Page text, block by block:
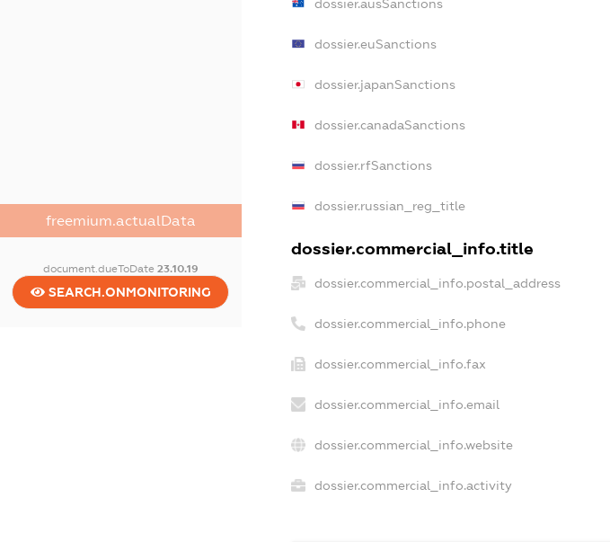
freemium.actualData
document.dueToDate 23.10.19
SEARCH.ONMONITORING
dossier.ausSanctions
dossier.euSanctions
dossier.japanSanctions
dossier.canadaSanctions
dossier.rfSanctions
dossier.russian_reg_title
dossier.commercial_info.title
dossier.commercial_info.postal_address
dossier.commercial_info.phone
dossier.commercial_info.fax
dossier.commercial_info.email
dossier.commercial_info.website
dossier.commercial_info.activity